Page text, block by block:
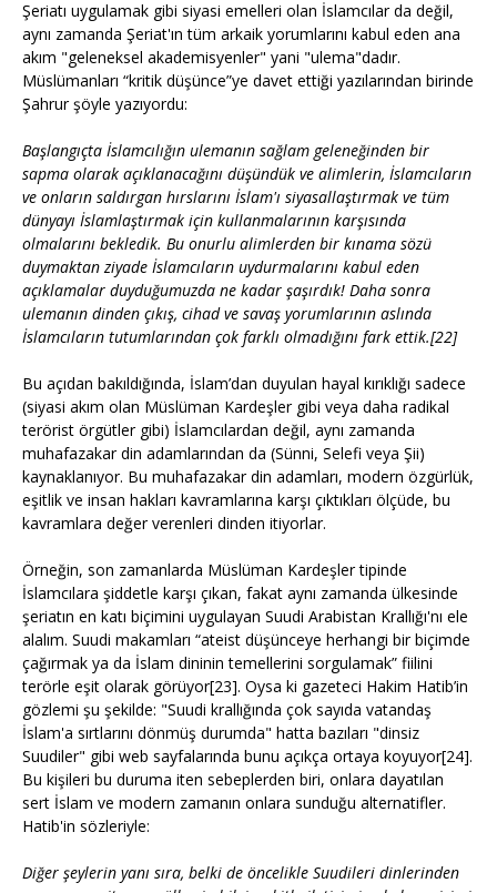
Şeriatı uygulamak gibi siyasi emelleri olan İslamcılar da değil,
aynı zamanda Şeriat'ın tüm arkaik yorumlarını kabul eden ana
akım "geleneksel akademisyenler" yani "ulema"dadır.
Müslümanları “kritik düşünce”ye davet ettiği yazılarından birinde
Şahrur şöyle yazıyordu:
Başlangıçta İslamcılığın ulemanın sağlam geleneğinden bir
sapma olarak açıklanacağını düşündük ve alimlerin, İslamcıların
ve onların saldırgan hırslarını İslam'ı siyasallaştırmak ve tüm
dünyayı İslamlaştırmak için kullanmalarının karşısında
olmalarını bekledik. Bu onurlu alimlerden bir kınama sözü
duymaktan ziyade İslamcıların uydurmalarını kabul eden
açıklamalar duyduğumuzda ne kadar şaşırdık! Daha sonra
ulemanın dinden çıkış, cihad ve savaş yorumlarının aslında
İslamcıların tutumlarından çok farklı olmadığını fark ettik.[22]
Bu açıdan bakıldığında, İslam’dan duyulan hayal kırıklığı sadece
(siyasi akım olan Müslüman Kardeşler gibi veya daha radikal
terörist örgütler gibi) İslamcılardan değil, aynı zamanda
muhafazakar din adamlarından da (Sünni, Selefi veya Şii)
kaynaklanıyor. Bu muhafazakar din adamları, modern özgürlük,
eşitlik ve insan hakları kavramlarına karşı çıktıkları ölçüde, bu
kavramlara değer verenleri dinden itiyorlar.
Örneğin, son zamanlarda Müslüman Kardeşler tipinde
İslamcılara şiddetle karşı çıkan, fakat aynı zamanda ülkesinde
şeriatın en katı biçimini uygulayan Suudi Arabistan Krallığı'nı ele
alalım. Suudi makamları “ateist düşünceye herhangi bir biçimde
çağırmak ya da İslam dininin temellerini sorgulamak” fiilini
terörle eşit olarak görüyor[23]. Oysa ki gazeteci Hakim Hatib’in
gözlemi şu şekilde: "Suudi krallığında çok sayıda vatandaş
İslam'a sırtlarını dönmüş durumda" hatta bazıları "dinsiz
Suudiler" gibi web sayfalarında bunu açıkça ortaya koyuyor[24].
Bu kişileri bu duruma iten sebeplerden biri, onlara dayatılan
sert İslam ve modern zamanın onlara sunduğu alternatifler.
Hatib'in sözleriyle:
Diğer şeylerin yanı sıra, belki de öncelikle Suudileri dinlerinden